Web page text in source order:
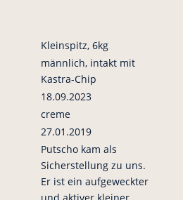
Kleinspitz, 6kg
männlich, intakt mit
Kastra-Chip
18.09.2023
creme
27.01.2019
Putscho kam als
Sicherstellung zu uns.
Er ist ein aufgeweckter